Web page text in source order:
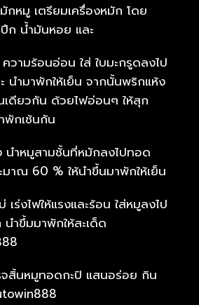
มักหมู เตรียมเครื่องหมัก โดย
ก น้ำมันหอย และ
วามร้อนอ่อน ใส่ ใบมะกรูดลงไป
นำมาพักให้เย็น จากนั้นพริกแห้ง
เดียวกัน ด้วยไฟอ่อนๆ ให้สุก
พักเช้นกัน
นำหมูสามชั้นที่หมักลงไปทอด
าณ 60 % ให้นำขึ้นมาพักให้เย็น
เร่งไฟให้แรงและร้อน ใส่หมูลงไป
ำขึ้มมาพักให้สะเด็ด
จสิ้นหมูทอดกะปิ แสนอร่อย กิน